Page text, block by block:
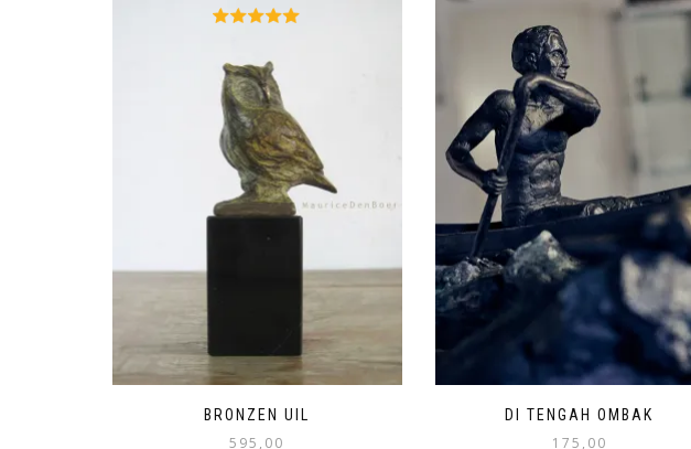
BRONZEN UIL
595,00
DI TENGAH OMBAK
175,00